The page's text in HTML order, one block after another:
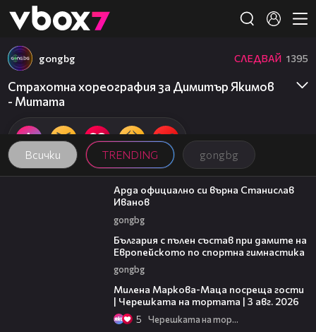
👾
Всички TRENDING gongbg
gongbg СЛЕДВАЙ 1395
Страхотна хореография за Димитър Якимов
- Митата
00:19
Арда официално си върна Станислав
Иванов
gongbg
България с пълен състав при дамите на
Европейското по спортна гимнастика
gongbg
Милена Маркова-Маца посреща гости
| Черешката на тортата | 3 авг. 2026
5 Черешката на тортата